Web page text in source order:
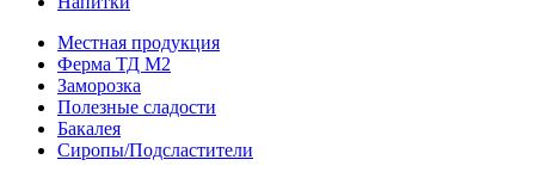
Местная продукция
Ферма ТД М2
Заморозка
Полезные сладости
Бакалея
Сиропы/Подсластители